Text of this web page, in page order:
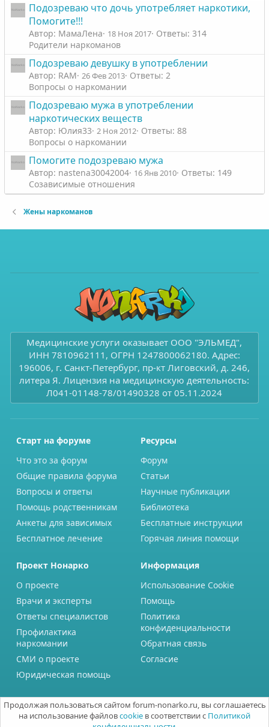
Подозреваю что дочь употребляет наркотики,
Помогите!!!
Автор: МамаЛена 18 Ноя 2017 Ответы: 314
Родители наркоманов
Подозреваю девушку в употреблении
Автор: RAM 26 Фев 2013 Ответы: 2
Вопросы о наркомании
Подозреваю мужа в употреблении
наркотических веществ
Автор: Юлия33 2 Ноя 2012 Ответы: 88
Вопросы о наркомании
Помогите подозреваю мужа
Автор: nastena30042004 16 Янв 2010 Ответы: 149
Созависимые отношения
Жены наркоманов
Медицинские услуги оказывает ООО "ЭЛЬМЕД",
ИНН 7810962111, ОГРН 1247800062180. Адрес:
196006, г. Санкт-Петербург, пр-кт Лиговский, д. 246,
литера Я. Лицензия на медицинскую деятельность:
Л041-01148-78/01490328 от 05.11.2024
Старт на форуме
Что это за форум
Общие правила форума
Вопросы и ответы
Помощь родственникам
Анкеты для зависимых
Бесплатное лечение
Ресурсы
Форум
Статьи
Научные публикации
Библиотека
Бесплатные инструкции
Горячая линия помощи
Проект Нонарко
О проекте
Врачи и эксперты
Ответы специалистов
Профилактика
наркомании
СМИ о проекте
Юридическая помощь
Информация
Использование Cookie
Помощь
Политика
конфиденциальности
Обратная связь
Согласие
Продолжая пользоваться сайтом forum-nonarko.ru, вы соглашаетесь
на использование файловcookie в соответствии с Политикой